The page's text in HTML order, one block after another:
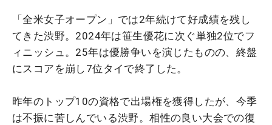
「全米女子オープン」では2年続けて好成績を残し
てきた渋野。2024年は笹生優花に次ぐ単独2位でフ
ィニッシュ。25年は優勝争いを演じたものの、終盤
にスコアを崩し7位タイで終了した。
昨年のトップ10の資格で出場権を獲得したが、今季
は不振に苦しんでいる渋野。相性の良い大会での復